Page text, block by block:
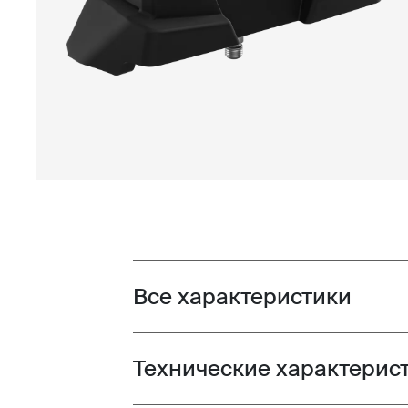
Toggle features
Все характеристики
Toggle techspec
Технические